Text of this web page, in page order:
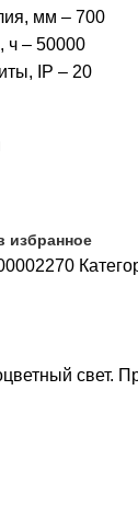
мм – 700
ч – 50000
IP – 20
избранное
свет.